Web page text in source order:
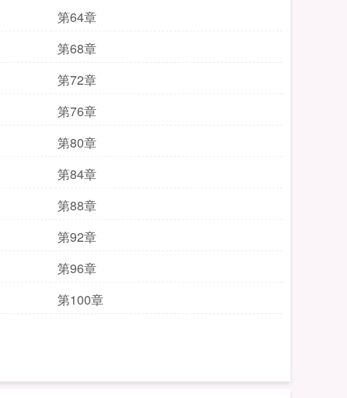
第64章
第68章
第72章
第76章
第80章
第84章
第88章
第92章
第96章
第100章